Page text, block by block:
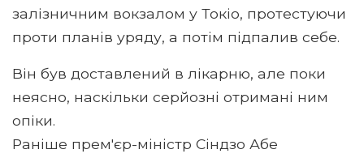
залізничним вокзалом у Токіо, протестуючи
проти планів уряду, а потім підпалив себе.
Він був доставлений в лікарню, але поки
неясно, наскільки серйозні отримані ним
опіки.
Раніше прем'єр-міністр Сіндзо Абе